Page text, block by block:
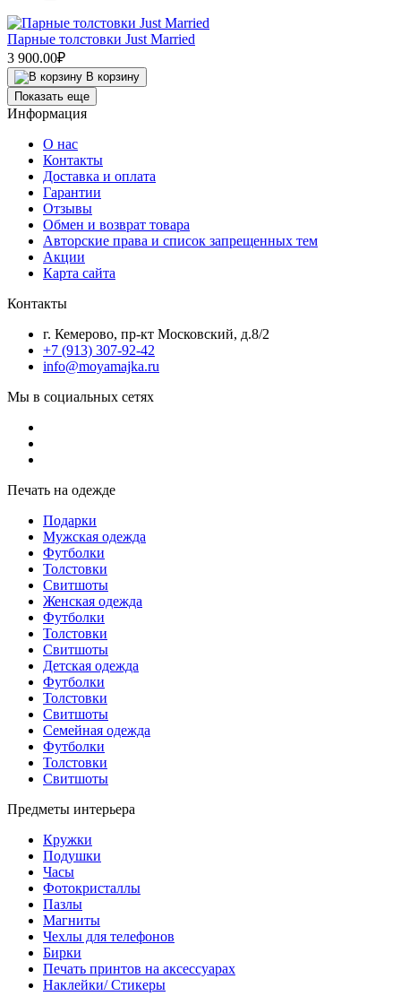
Парные толстовки Just Married
3 900.00₽
В корзину
Показать еще
Информация
О нас
Контакты
Доставка и оплата
Гарантии
Отзывы
Обмен и возврат товара
Авторские права и список запрещенных тем
Акции
Карта сайта
Контакты
г. Кемерово, пр-кт Московский, д.8/2
+7 (913) 307-92-42
info@moyamajka.ru
Мы в социальных сетях
Печать на одежде
Подарки
Мужская одежда
Футболки
Толстовки
Свитшоты
Женская одежда
Футболки
Толстовки
Свитшоты
Детская одежда
Футболки
Толстовки
Свитшоты
Семейная одежда
Футболки
Толстовки
Свитшоты
Предметы интерьера
Кружки
Подушки
Часы
Фотокристаллы
Пазлы
Магниты
Чехлы для телефонов
Бирки
Печать принтов на аксессуарах
Наклейки/ Стикеры